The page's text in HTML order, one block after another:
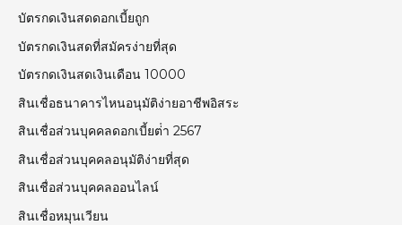
บัตรกดเงินสดดอกเบี้ยถูก
บัตรกดเงินสดที่สมัครง่ายที่สุด
บัตรกดเงินสดเงินเดือน 10000
สินเชื่อธนาคารไหนอนุมัติง่ายอาชีพอิสระ
สินเชื่อส่วนบุคคลดอกเบี้ยต่ํา 2567
สินเชื่อส่วนบุคคลอนุมัติง่ายที่สุด
สินเชื่อส่วนบุคคลออนไลน์
สินเชื่อหมุนเวียน